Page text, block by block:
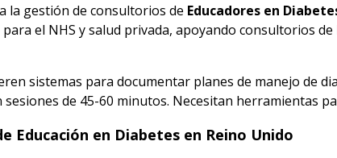
la gestión de consultorios de Educadores en
el NHS y salud privada, apoyando consultorios
sistemas para documentar planes de manejo de
de 45-60 minutos. Necesitan herramientas
Educación en Diabetes en Reino Unido